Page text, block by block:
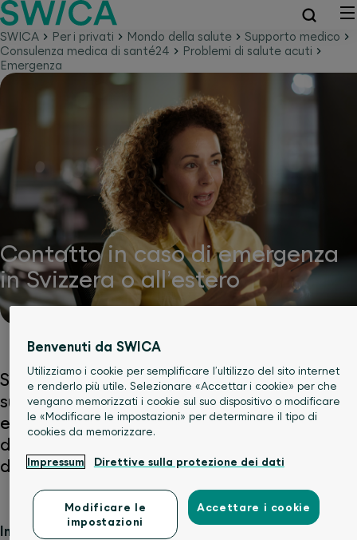
SWICA Per i privati Mondo della salute
Supporto medico
Consulenza medica di santé24
Problemi di salute acuti
Emergenza
Contatto in caso di emergenza
in Svizzera o all’estero
Sia in Svizzera che all’estero, potete contare
su SWICA in qualsiasi momento. In caso di
emergenza il nostro personale è a vostra
disposizione anche al di fuori degli orari
d’ufficio e nel fine settimana.
In caso di gravi emergenze mediche contattate
Benvenuti da SWICA
Utilizziamo i cookie per semplificare l’ultilizzo del sito internet
e renderlo più utile. Selezionare «Accettar i cookie» per che
vengano memorizzati i cookie sul suo dispositivo o modificare
le «Modificare le impostazioni» per determinare il tipo di
cookies da memorizzare.
Impressum Direttive sulla protezione dei dati
Modificare le
impostazioni
Accettare i cookie